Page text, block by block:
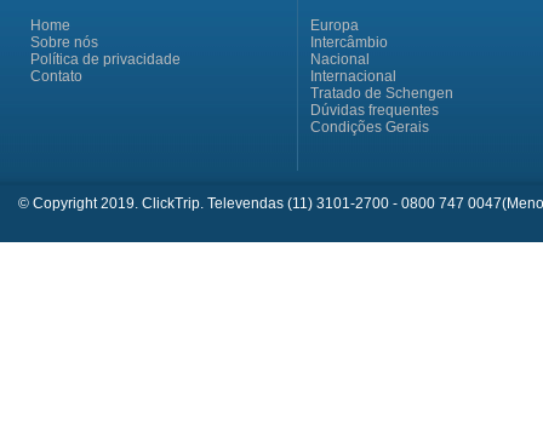
Home
Sobre nós
Política de privacidade
Contato
Europa
Intercâmbio
Nacional
Internacional
Tratado de Schengen
Dúvidas frequentes
Condições Gerais
© Copyright 2019. ClickTrip. Televendas (11) 3101-2700 - 0800 747